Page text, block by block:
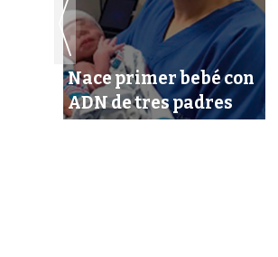
Nace primer bebé con
ADN de tres padres